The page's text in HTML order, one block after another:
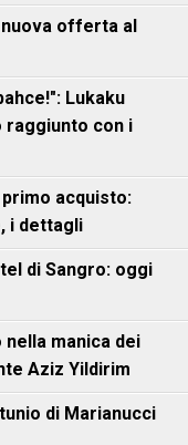
nuova offerta al
Lukaku
raggiunto con i
acquisto:
i dettagli
di Sangro: oggi
nella manica dei
Aziz Yildirim
di Marianucci